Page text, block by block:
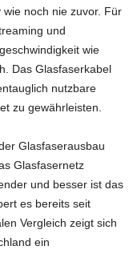
noch nie zuvor. Für
und
wie
Das Glasfaserkabel
nutzbare
zu gewährleisten.
Glasfaserausbau
Glasfasernetz
und besser ist das
es bereits seit
Vergleich zeigt sich
ein